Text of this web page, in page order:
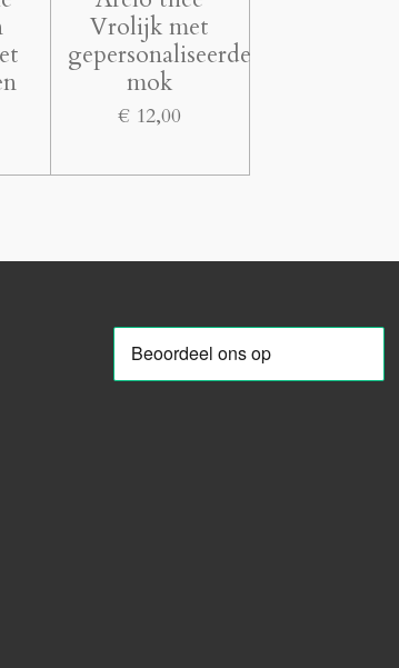
Vrolijk met
gepersonaliseerde
mok
€ 12,00